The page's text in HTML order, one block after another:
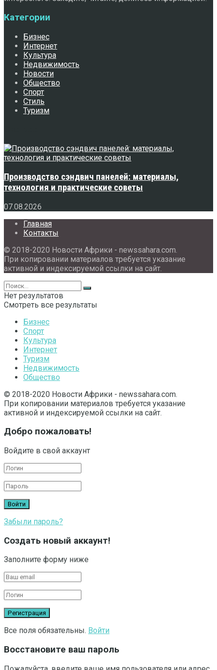
Категории
Бизнес
Интернет
Культура
Недвижимость
Новости
Общество
Спорт
Стиль
Туризм
Производство сэндвич панелей: материалы,
технология и практические советы
07.08.2026
Главная
Контакты
© 2018-2020 Новости Африки - newssahara.com.
При копировании материалов требуется указание
активной и индексируемой ссылки на сайт.
Нет результатов
Смотреть все результаты
Бизнес
Спорт
Культура
Интернет
Туризм
Недвижимость
Общество
© 2018-2020 Новости Африки - newssahara.com.
При копировании материалов требуется указание
активной и индексируемой ссылки на сайт.
Добро пожаловать!
Войдите в свой аккаунт
Забыли пароль?
Создать новый аккаунт!
Заполните форму ниже
Все поля обязательны. Войти
Восстановите ваш пароль